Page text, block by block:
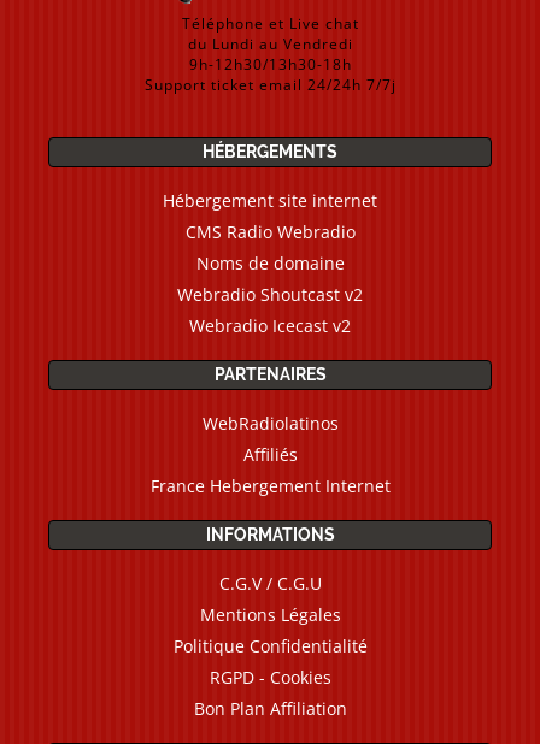
Téléphone et Live chat
du Lundi au Vendredi
9h-12h30/13h30-18h
Support ticket email 24/24h 7/7j
HÉBERGEMENTS
Hébergement site internet
CMS Radio Webradio
Noms de domaine
Webradio Shoutcast v2
Webradio Icecast v2
PARTENAIRES
WebRadiolatinos
Affiliés
France Hebergement Internet
INFORMATIONS
C.G.V / C.G.U
Mentions Légales
Politique Confidentialité
RGPD - Cookies
Bon Plan Affiliation